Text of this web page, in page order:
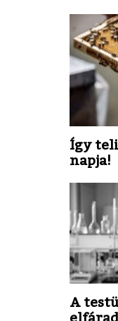
Így
napja!
A